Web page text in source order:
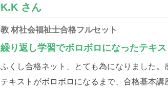
K.K さん
教 材社会福祉士合格フルセット
繰り返し学習でボロボロになったテキ
ふくし合格ネット、とても為になりました。
テキストがボロボロになるまで、合格基本講